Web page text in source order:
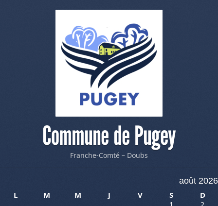
Commune de Pugey
Franche-Comté – Doubs
août 2026
L
M M J V S D